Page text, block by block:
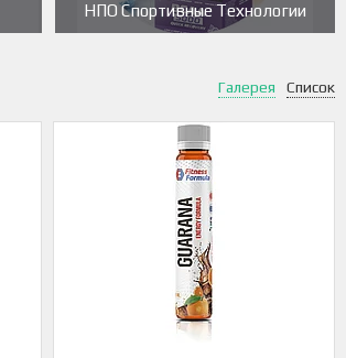
НПО Спортивные Технологии
Галерея Список